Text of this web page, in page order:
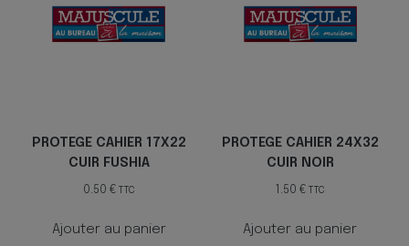
PROTEGE CAHIER 17X22
CUIR FUSHIA
0.50 € TTC
Ajouter au panier
PROTEGE CAHIER 24X32
CUIR NOIR
1.50€ TTC
Ajouter au panier